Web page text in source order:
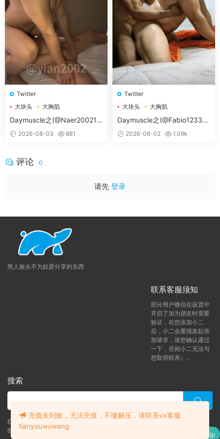
Twitter
大块头
大胸肌
大胸肌肉男
Daymuscle之(@Naer20021-
@纳尔）
2026-08-03 881
Twitter
大块头
大胸肌
大胸肌肉男
Daymuscle之(@Fabio12333-
@辛叔是个G）
2026-08-02 1.09k
评论 0
请先 登录
熊人族永不为奴爱分享的东西
联系客服须知
部分用户微信在设置中
开启了加为朋友时需要
验证，在您添加小二
后，小二会重现发起添
加请求，请您确认通过
一下，否则小二无法与
您取得联系）。
搜索
联系客服 (添加后告诉客服-来自熊人族咨询问题)
微信客服（tianyouwuwang）
充值未到账，无法充值，不懂解压，请联系vx客服：
tianyouwuwang